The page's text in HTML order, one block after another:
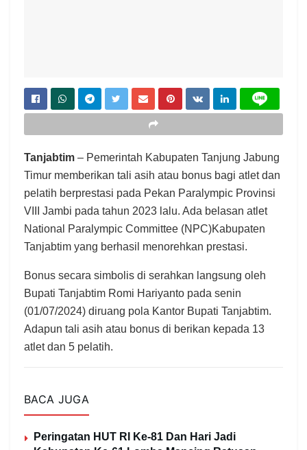
Tanjabtim – Pemerintah Kabupaten Tanjung Jabung
Timur memberikan tali asih atau bonus bagi atlet dan
pelatih berprestasi pada Pekan Paralympic Provinsi
VIII Jambi pada tahun 2023 lalu. Ada belasan atlet
National Paralympic Committee (NPC)Kabupaten
Tanjabtim yang berhasil menorehkan prestasi.
Bonus secara simbolis di serahkan langsung oleh
Bupati Tanjabtim Romi Hariyanto pada senin
(01/07/2024) diruang pola Kantor Bupati Tanjabtim.
Adapun tali asih atau bonus di berikan kepada 13
atlet dan 5 pelatih.
BACA JUGA
Peringatan HUT RI Ke-81 Dan Hari Jadi